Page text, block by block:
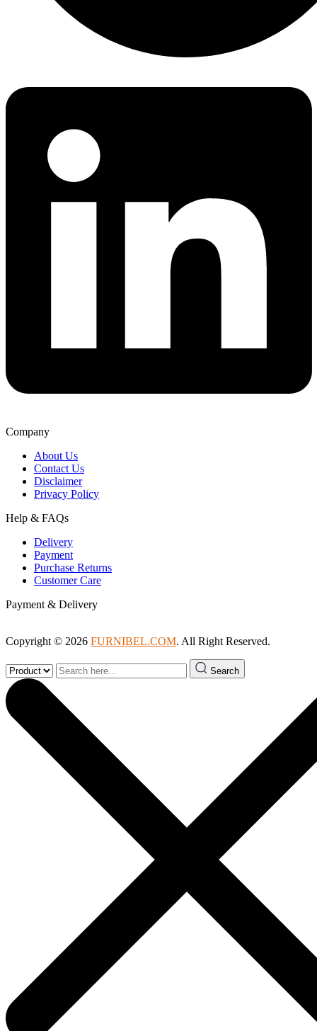
Company
About Us
Contact Us
Disclaimer
Privacy Policy
Help & FAQs
Delivery
Payment
Purchase Returns
Customer Care
Payment & Delivery
Copyright © 2026 FURNIBEL.COM. All Right Reserved.
Search